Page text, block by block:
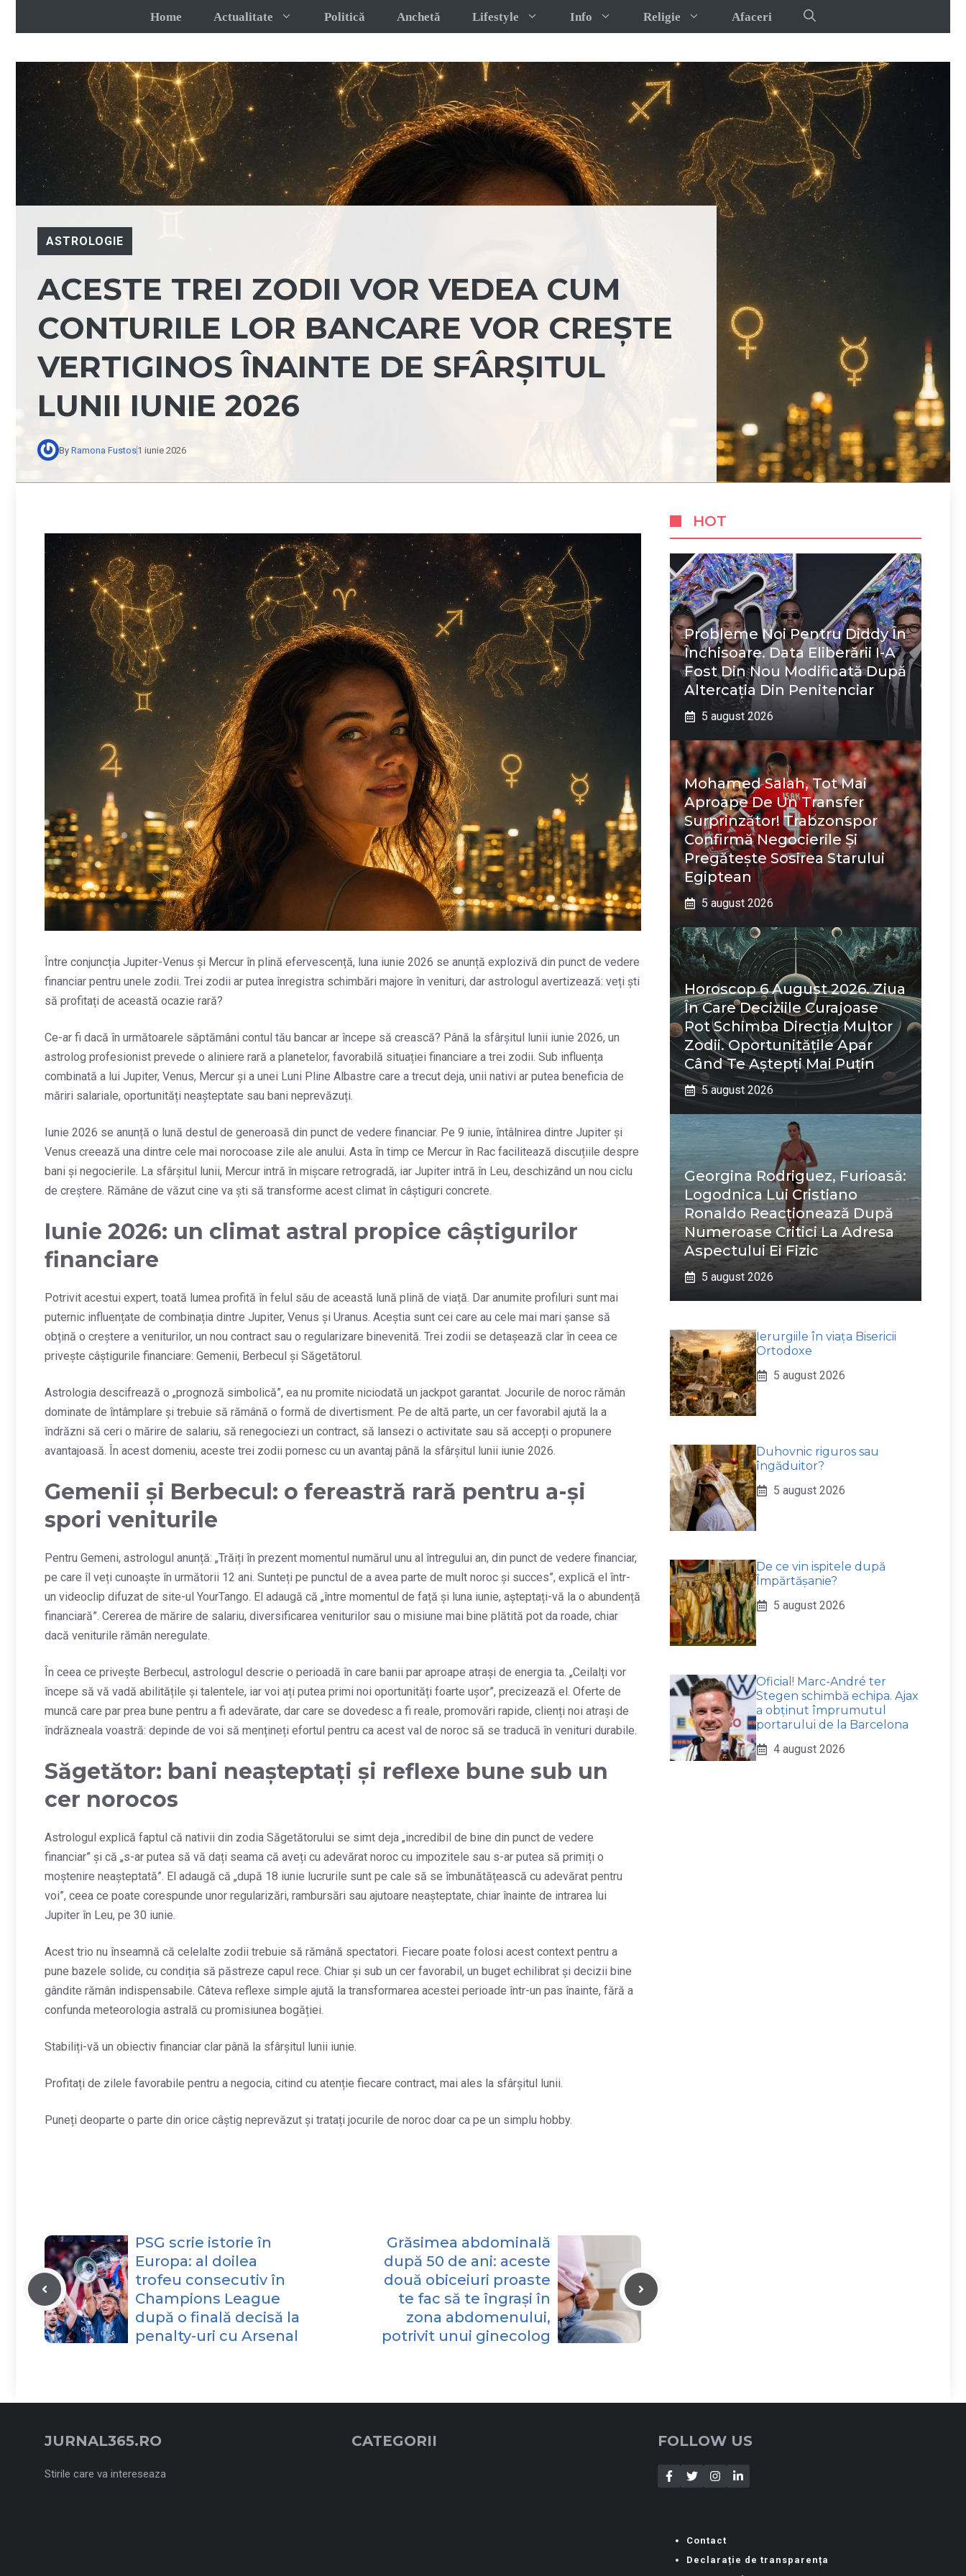
Home Actualitate Politică Anchetă Lifestyle Info Religie Afaceri
ASTROLOGIE
ACESTE TREI ZODII VOR VEDEA CUM
CONTURILE LOR BANCARE VOR CREȘTE
VERTIGINOS ÎNAINTE DE SFÂRȘITUL
LUNII IUNIE 2026
By Ramona Fustos1 iunie 2026
Între conjuncția Jupiter-Venus și Mercur în plină efervescență, luna iunie 2026 se anunță explozivă din punct de vedere
financiar pentru unele zodii. Trei zodii ar putea înregistra schimbări majore în venituri, dar astrologul avertizează: veți ști
să profitați de această ocazie rară?
Ce-ar fi dacă în următoarele săptămâni contul tău bancar ar începe să crească? Până la sfârșitul lunii iunie 2026, un
astrolog profesionist prevede o aliniere rară a planetelor, favorabilă situației financiare a trei zodii. Sub influența
combinată a lui Jupiter, Venus, Mercur și a unei Luni Pline Albastre care a trecut deja, unii nativi ar putea beneficia de
măriri salariale, oportunități neașteptate sau bani neprevăzuți.
Iunie 2026 se anunță o lună destul de generoasă din punct de vedere financiar. Pe 9 iunie, întâlnirea dintre Jupiter și
Venus creează una dintre cele mai norocoase zile ale anului. Asta în timp ce Mercur în Rac facilitează discuțiile despre
bani și negocierile. La sfârșitul lunii, Mercur intră în mișcare retrogradă, iar Jupiter intră în Leu, deschizând un nou ciclu
de creștere. Rămâne de văzut cine va ști să transforme acest climat în câștiguri concrete.
Iunie 2026: un climat astral propice câștigurilor
financiare
Potrivit acestui expert, toată lumea profită în felul său de această lună plină de viață. Dar anumite profiluri sunt mai
puternic influențate de combinația dintre Jupiter, Venus și Uranus. Aceștia sunt cei care au cele mai mari șanse să
obțină o creștere a veniturilor, un nou contract sau o regularizare binevenită. Trei zodii se detașează clar în ceea ce
privește câștigurile financiare: Gemenii, Berbecul și Săgetătorul.
Astrologia descifrează o „prognoză simbolică”, ea nu promite niciodată un jackpot garantat. Jocurile de noroc rămân
dominate de întâmplare și trebuie să rămână o formă de divertisment. Pe de altă parte, un cer favorabil ajută la a
îndrăzni să ceri o mărire de salariu, să renegociezi un contract, să lansezi o activitate sau să accepți o propunere
avantajoasă. În acest domeniu, aceste trei zodii pornesc cu un avantaj până la sfârșitul lunii iunie 2026.
Gemenii și Berbecul: o fereastră rară pentru a-și
spori veniturile
Pentru Gemeni, astrologul anunță: „Trăiți în prezent momentul numărul unu al întregului an, din punct de vedere financiar,
pe care îl veți cunoaște în următorii 12 ani. Sunteți pe punctul de a avea parte de mult noroc și succes”, explică el într-
un videoclip difuzat de site-ul YourTango. El adaugă că „între momentul de față și luna iunie, așteptați-vă la o abundență
financiară”. Cererea de mărire de salariu, diversificarea veniturilor sau o misiune mai bine plătită pot da roade, chiar
dacă veniturile rămân neregulate.
În ceea ce privește Berbecul, astrologul descrie o perioadă în care banii par aproape atrași de energia ta. „Ceilalți vor
începe să vă vadă abilitățile și talentele, iar voi ați putea primi noi oportunități foarte ușor”, precizează el. Oferte de
muncă care par prea bune pentru a fi adevărate, dar care se dovedesc a fi reale, promovări rapide, clienți noi atrași de
îndrăzneala voastră: depinde de voi să mențineți efortul pentru ca acest val de noroc să se traducă în venituri durabile.
Săgetător: bani neașteptați și reflexe bune sub un
cer norocos
Astrologul explică faptul că nativii din zodia Săgetătorului se simt deja „incredibil de bine din punct de vedere
financiar” și că „s-ar putea să vă dați seama că aveți cu adevărat noroc cu impozitele sau s-ar putea să primiți o
moștenire neașteptată”. El adaugă că „după 18 iunie lucrurile sunt pe cale să se îmbunătățească cu adevărat pentru
voi”, ceea ce poate corespunde unor regularizări, rambursări sau ajutoare neașteptate, chiar înainte de intrarea lui
Jupiter în Leu, pe 30 iunie.
Acest trio nu înseamnă că celelalte zodii trebuie să rămână spectatori. Fiecare poate folosi acest context pentru a
pune bazele solide, cu condiția să păstreze capul rece. Chiar și sub un cer favorabil, un buget echilibrat și decizii bine
gândite rămân indispensabile. Câteva reflexe simple ajută la transformarea acestei perioade într-un pas înainte, fără a
confunda meteorologia astrală cu promisiunea bogăției.
Stabiliți-vă un obiectiv financiar clar până la sfârșitul lunii iunie.
Profitați de zilele favorabile pentru a negocia, citind cu atenție fiecare contract, mai ales la sfârșitul lunii.
Puneți deoparte o parte din orice câștig neprevăzut și tratați jocurile de noroc doar ca pe un simplu hobby.
PSG scrie istorie în
Europa: al doilea
trofeu consecutiv în
Champions League
după o finală decisă la
penalty-uri cu Arsenal
Grăsimea abdominală
după 50 de ani: aceste
două obiceiuri proaste
te fac să te îngrași în
zona abdomenului,
potrivit unui ginecolog
HOT
Probleme Noi Pentru Diddy În
Închisoare. Data Eliberării I-A
Fost Din Nou Modificată După
Altercația Din Penitenciar
5 august 2026
Mohamed Salah, Tot Mai
Aproape De Un Transfer
Surprinzător! Trabzonspor
Confirmă Negocierile Și
Pregătește Sosirea Starului
Egiptean
5 august 2026
Horoscop 6 August 2026. Ziua
În Care Deciziile Curajoase
Pot Schimba Direcția Multor
Zodii. Oportunitățile Apar
Când Te Aștepți Mai Puțin
5 august 2026
Georgina Rodriguez, Furioasă:
Logodnica Lui Cristiano
Ronaldo Reacționează După
Numeroase Critici La Adresa
Aspectului Ei Fizic
5 august 2026
Ierurgiile în viața Bisericii
Ortodoxe
5 august 2026
Duhovnic riguros sau
îngăduitor?
5 august 2026
De ce vin ispitele după
Împărtășanie?
5 august 2026
Oficial! Marc-André ter
Stegen schimbă echipa. Ajax
a obținut împrumutul
portarului de la Barcelona
4 august 2026
JURNAL365.RO
Stirile care va intereseaza
CATEGORII FOLLOW US
Contact
Declarație de transparența